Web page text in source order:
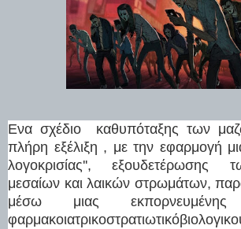
Ενα σχέδιο καθυπόταξης των
πλήρη εξέλιξη , με την εφαρμογή
λογοκρισίας'', εξουδετέρωσης
μεσαίων και λαικών στρωμάτων,
μέσω μιας